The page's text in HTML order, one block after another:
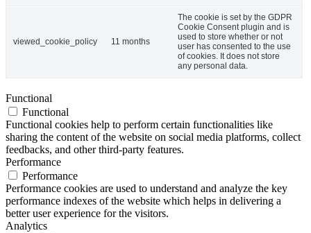
viewed_cookie_policy 11 months
The cookie is set by the GDPR
Cookie Consent plugin and is
used to store whether or not
user has consented to the use
of cookies. It does not store
any personal data.
Functional
Functional
Functional cookies help to perform certain functionalities like
sharing the content of the website on social media platforms, collect
feedbacks, and other third-party features.
Performance
Performance
Performance cookies are used to understand and analyze the key
performance indexes of the website which helps in delivering a
better user experience for the visitors.
Analytics